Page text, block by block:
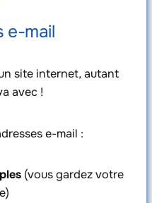
e-mail
site internet, autant
avec !
e-mail :
(vous gardez votre